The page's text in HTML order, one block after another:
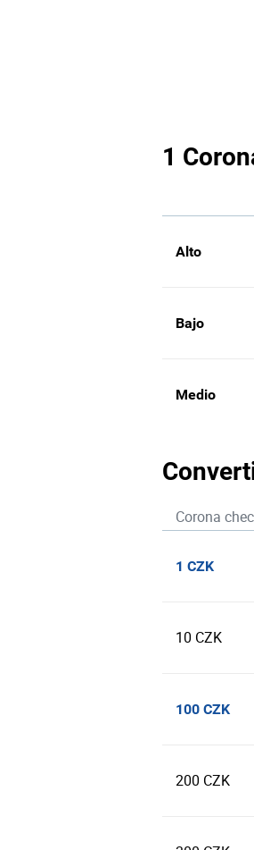
1
Alto
Bajo
Medio
Corona
1 CZK
10 CZK
100 CZK
200 CZK